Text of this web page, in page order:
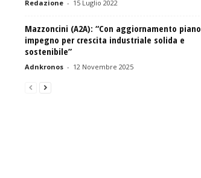
Redazione - 15 Luglio 2022
Mazzoncini (A2A): “Con aggiornamento piano
impegno per crescita industriale solida e
sostenibile”
Adnkronos - 12 Novembre 2025